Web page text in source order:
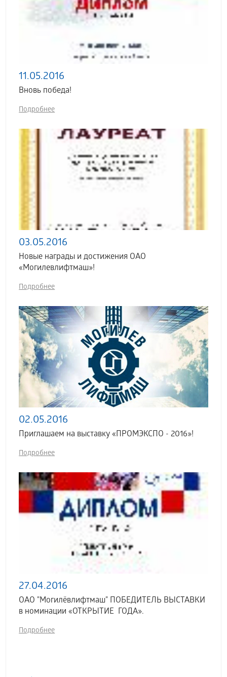
11.05.2016
Вновь победа!
Подробнее
03.05.2016
Новые награды и достижения ОАО
«Могилевлифтмаш»!
Подробнее
02.05.2016
Приглашаем на выставку «ПРОМЭКСПО - 2016»!
Подробнее
27.04.2016
ОАО "Могилёвлифтмаш" ПОБЕДИТЕЛЬ ВЫСТАВКИ
в номинации «ОТКРЫТИЕ ГОДА».
Подробнее